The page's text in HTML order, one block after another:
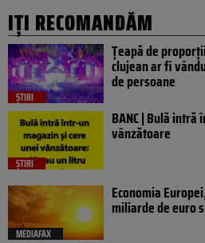
IȚI RECOMANDĂM
ȘTIRI
Țeapă de
clujean ar fi
de persoane
ȘTIRI
BANC | Bulă
vânzătoare
MEDIAFAX
Economia
miliarde de euro